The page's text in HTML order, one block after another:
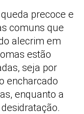
precoce e
comuns que
alecrim em
estão
seja por
encharcado
enquanto a